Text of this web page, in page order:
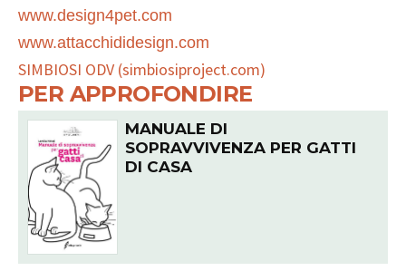
www.design4pet.com
www.attacchididesign.com
SIMBIOSI ODV (simbiosiproject.com)
PER APPROFONDIRE
MANUALE DI
SOPRAVVIVENZA PER GATTI
DI CASA